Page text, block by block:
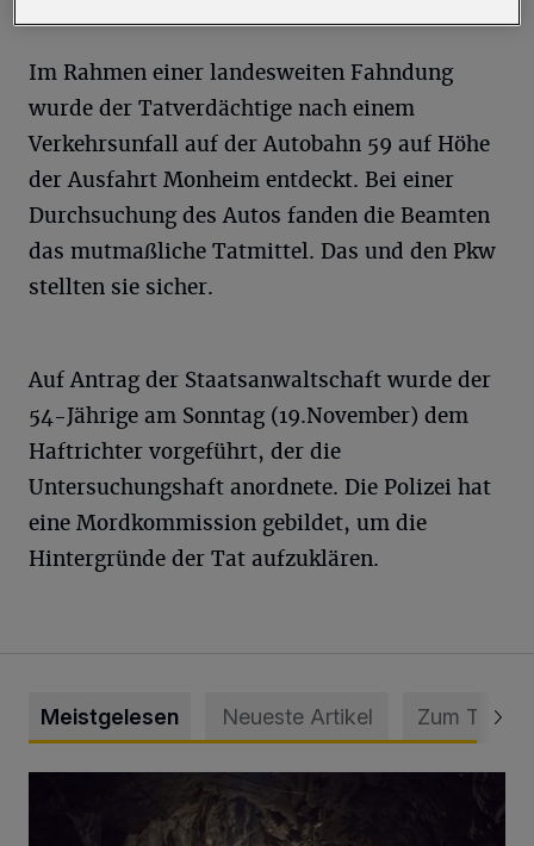
Im Rahmen einer landesweiten Fahndung
wurde der Tatverdächtige nach einem
Verkehrsunfall auf der Autobahn 59 auf Höhe
der Ausfahrt Monheim entdeckt. Bei einer
Durchsuchung des Autos fanden die Beamten
das mutmaßliche Tatmittel. Das und den Pkw
stellten sie sicher.
Auf Antrag der Staatsanwaltschaft wurde der
54-Jährige am Sonntag (19.November) dem
Haftrichter vorgeführt, der die
Untersuchungshaft anordnete. Die Polizei hat
eine Mordkommission gebildet, um die
Hintergründe der Tat aufzuklären.
Meistgelesen Neueste Artikel Zum Thema